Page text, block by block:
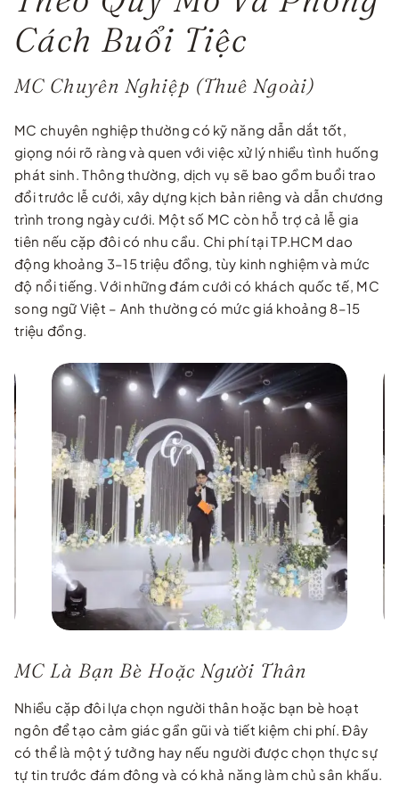
Cách Buổi Tiệc
MC Chuyên Nghiệp (Thuê Ngoài)
MC chuyên nghiệp thường có kỹ năng dẫn dắt tốt,
giọng nói rõ ràng và quen với việc xử lý nhiều tình huống
phát sinh. Thông thường, dịch vụ sẽ bao gồm buổi trao
đổi trước lễ cưới, xây dựng kịch bản riêng và dẫn chương
trình trong ngày cưới. Một số MC còn hỗ trợ cả lễ gia
tiên nếu cặp đôi có nhu cầu. Chi phí tại TP.HCM dao
động khoảng 3–15 triệu đồng, tùy kinh nghiệm và mức
độ nổi tiếng. Với những đám cưới có khách quốc tế, MC
song ngữ Việt – Anh thường có mức giá khoảng 8–15
triệu đồng.
MC Là Bạn Bè Hoặc Người Thân
Nhiều cặp đôi lựa chọn người thân hoặc bạn bè hoạt
ngôn để tạo cảm giác gần gũi và tiết kiệm chi phí. Đây
có thể là một ý tưởng hay nếu người được chọn thực sự
tự tin trước đám đông và có khả năng làm chủ sân khấu.